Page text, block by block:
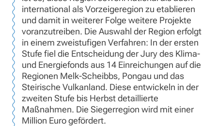
international als Vorzeigeregion zu etablieren
und damit in weiterer Folge weitere Projekte
voranzutreiben. Die Auswahl der Region erfolgt
in einem zweistufigen Verfahren: In der ersten
Stufe fiel die Entscheidung der Jury des Klima-
und Energiefonds aus 14 Einreichungen auf die
Regionen Melk-Scheibbs, Pongau und das
Steirische Vulkanland. Diese entwickeln in der
zweiten Stufe bis Herbst detaillierte
Maßnahmen. Die Siegerregion wird mit einer
Million Euro gefördert.